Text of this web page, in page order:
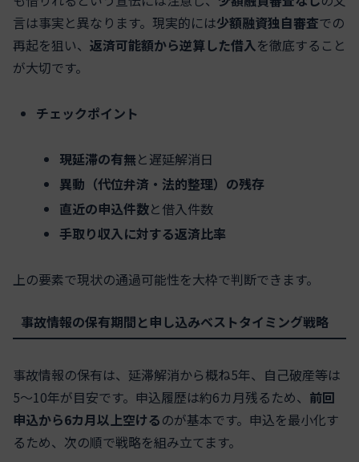
言は事実と異なります。現実的には少額融資独自審査での
再起を狙い、 返済可能額から逆算した借入を徹底すること
が大切です。
チェックポイント
現延滞の有無と遅延解消日
異動（代位弁済・法的整理）の残存
直近の申込件数と借入件数
手取り収入に対する返済比率
上の要素で現状の通過可能性を大枠で判断できます。
事故情報の保有期間と申し込みベストタイミング戦略
事故情報の保有は、延滞解消から概ね5年、自己破産等は
5〜10年が目安です。申込履歴は約6カ月残るため、 前回
申込から6カ月以上空けるのが基本です。申込を最小化す
るため、次の順で戦略を組み立てます。